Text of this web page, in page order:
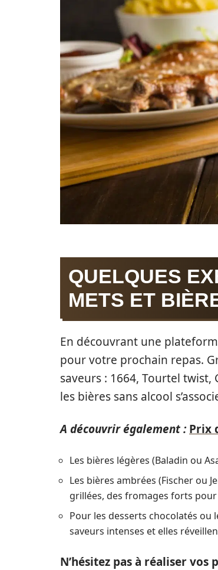
QUELQUES
METS ET
En découvrant une
pour votre prochain repas.
saveurs : 1664, Tourtel
les bières sans alcool
A découvrir également : Prix
Les bières légères (Baladin ou
Les bières ambrées (Fischer ou
grillées, des fromages forts
Pour les desserts chocolatés ou
saveurs intenses et elles
N’hésitez pas à réaliser